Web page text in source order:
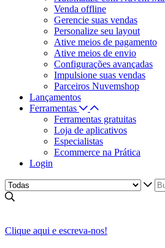
Venda offline
Gerencie suas vendas
Personalize seu layout
Ative meios de pagamento
Ative meios de envio
Configurações avançadas
Impulsione suas vendas
Parceiros Nuvemshop
Lançamentos
Ferramentas
Ferramentas gratuitas
Loja de aplicativos
Especialistas
Ecommerce na Prática
Login
Clique aqui e escreva-nos!